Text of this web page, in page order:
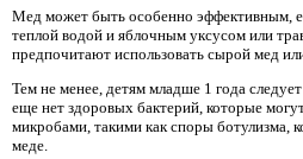
Мед может быть особенно эффективным,
теплой водой и яблочным уксусом или
предпочитают использовать сырой мед
Тем не менее, детям младше 1 года
еще нет здоровых бактерий, которые
микробами, такими как споры ботулизма,
меде.